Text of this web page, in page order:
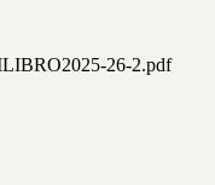
26-2.pdf